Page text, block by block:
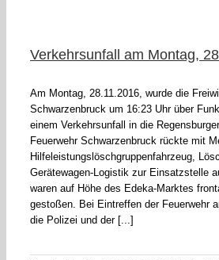
Verkehrsunfall am Montag,
Am Montag, 28.11.2016, wurde die
Schwarzenbruck um 16:23 Uhr über
einem Verkehrsunfall in die
Feuerwehr Schwarzenbruck rückte mit
Hilfeleistungslöschgruppenfahrzeug,
Gerätewagen-Logistik zur Einsatzstelle
waren auf Höhe des Edeka-Marktes
gestoßen. Bei Eintreffen der Feuerwehr
die Polizei und der [...]